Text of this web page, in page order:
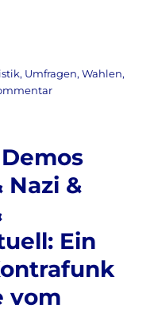
, Umfragen,Wahlen,
zu
&
AfD
&
Institut
Wahlkreisprognose
aktuell:
Es
&
Ein
vom